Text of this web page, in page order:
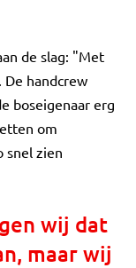
de slag: "Met
handcrew
boseigenaar erg
om
snel zien
wij dat
maar wij